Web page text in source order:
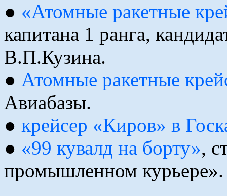
● «Атомные ракетные
капитана 1 ранга,
В.П.Кузина.
● Атомные pакетные
Авиабазы.
● крейсер «Киров» в
● «99 кувалд на борту»,
промышленном курьере».